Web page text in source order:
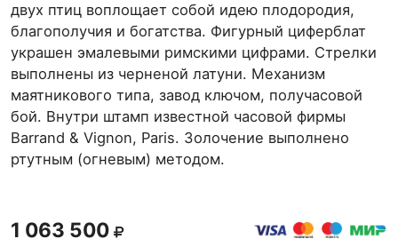
двух птиц воплощает собой идею плодородия,
благополучия и богатства. Фигурный циферблат
украшен эмалевыми римскими цифрами. Стрелки
выполнены из черненой латуни. Механизм
маятникового типа, завод ключом, получасовой
бой. Внутри штамп известной часовой фирмы
Barrand & Vignon, Paris. Золочение выполнено
ртутным (огневым) методом.
1 063 500